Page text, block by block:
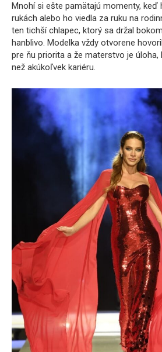
Mnohí si ešte pamätajú momenty, keď
rukách alebo ho viedla za ruku na
ten tichší chlapec, ktorý sa držal
hanblivo. Modelka vždy otvorene
pre ňu priorita a že materstvo je úloha,
než akúkoľvek kariéru.